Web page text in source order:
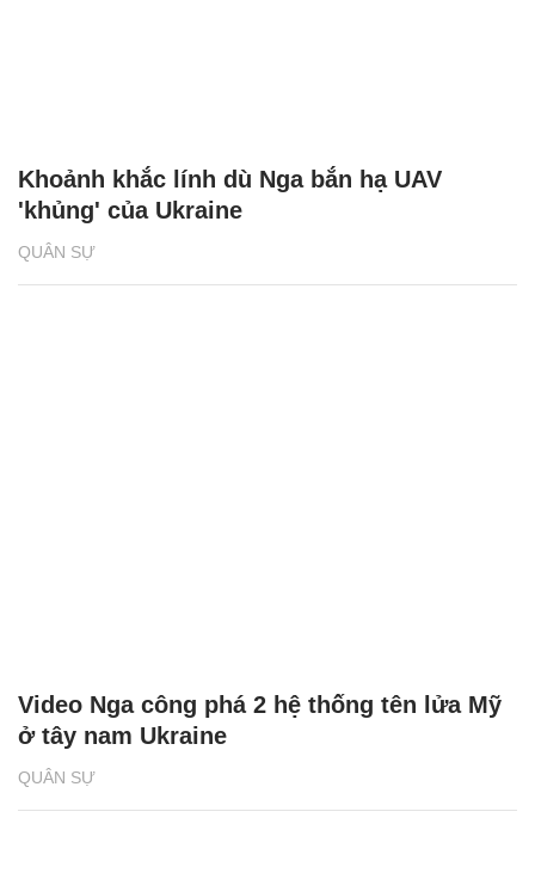
QUÂN SỰ
Khoảnh khắc lính dù Nga bắn hạ UAV
'khủng' của Ukraine
QUÂN SỰ
Video Nga công phá 2 hệ thống tên lửa Mỹ
ở tây nam Ukraine